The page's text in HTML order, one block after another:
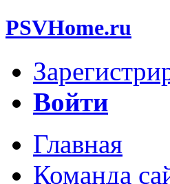
PSVHome.ru
Войти
Главная
Команда